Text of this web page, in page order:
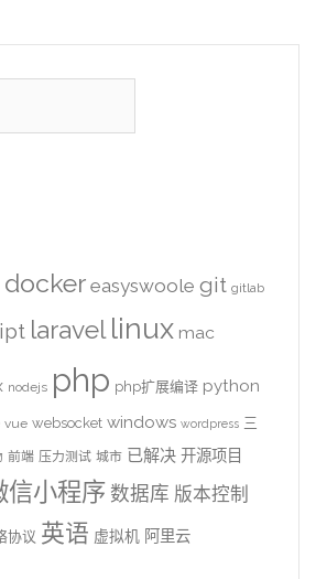
docker easyswoole git gitlab
laravel linux mac
nodejs php php扩展编译 python
vue websocket windows wordpress 三
前端 压力测试 城市 已解决 开源项目
信小程序 数据库 版本控制
协议 英语 虚拟机 阿里云